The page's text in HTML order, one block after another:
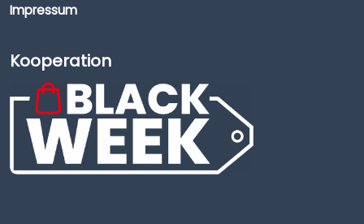
Impressum
Kooperation